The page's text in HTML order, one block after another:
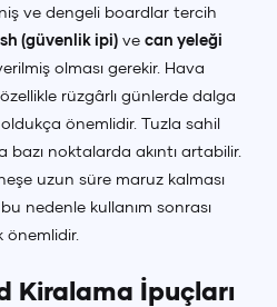
ve dengeli boardlar tercih
(güvenlik ipi) vecan yeleği
olması gerekir. Hava
rüzgârlı günlerde dalga
önemlidir. Tuzla sahil
noktalarda akıntı artabilir.
uzun süre maruz kalması
nedenle kullanım sonrası
önemlidir.
Kiralama İpuçları